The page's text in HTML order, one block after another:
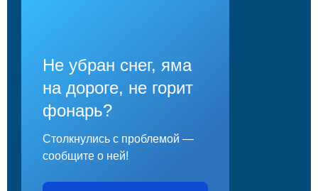
Не убран снег, яма
на дороге, не горит
фонарь?
Столкнулись с проблемой —
сообщите о ней!